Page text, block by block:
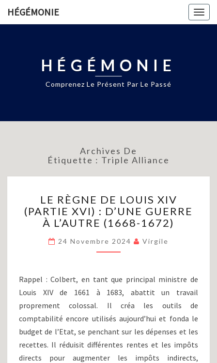
HÉGÉMONIE
HÉGÉMONIE
Comprenez Le Présent Par Le Passé
Archives De
Étiquette : Triple Alliance
RÈGNE
DE
LOUIS
(PARTIE
XVI)
D’UNE
GUERRE
À
L’AUTRE
(1668-
1672)
LE RÈGNE DE LOUIS XIV
(PARTIE XVI) : D’UNE GUERRE
À L’AUTRE (1668-1672)
24 Novembre 2024 Virgile
Rappel : Colbert, en tant que principal ministre de
Louis XIV de 1661 à 1683, abattit un travail
proprement colossal. Il créa les outils de
comptabilité encore utilisés aujourd’hui et fonda le
budget de l’Etat, se penchant sur les dépenses et les
recettes. Il réduisit différentes rentes et les impôts
directs pour augmenter les impôts indirects,